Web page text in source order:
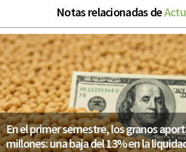
Notas relacionadas de
En el primer semestre, los granos
millones: una baja del 13% en la